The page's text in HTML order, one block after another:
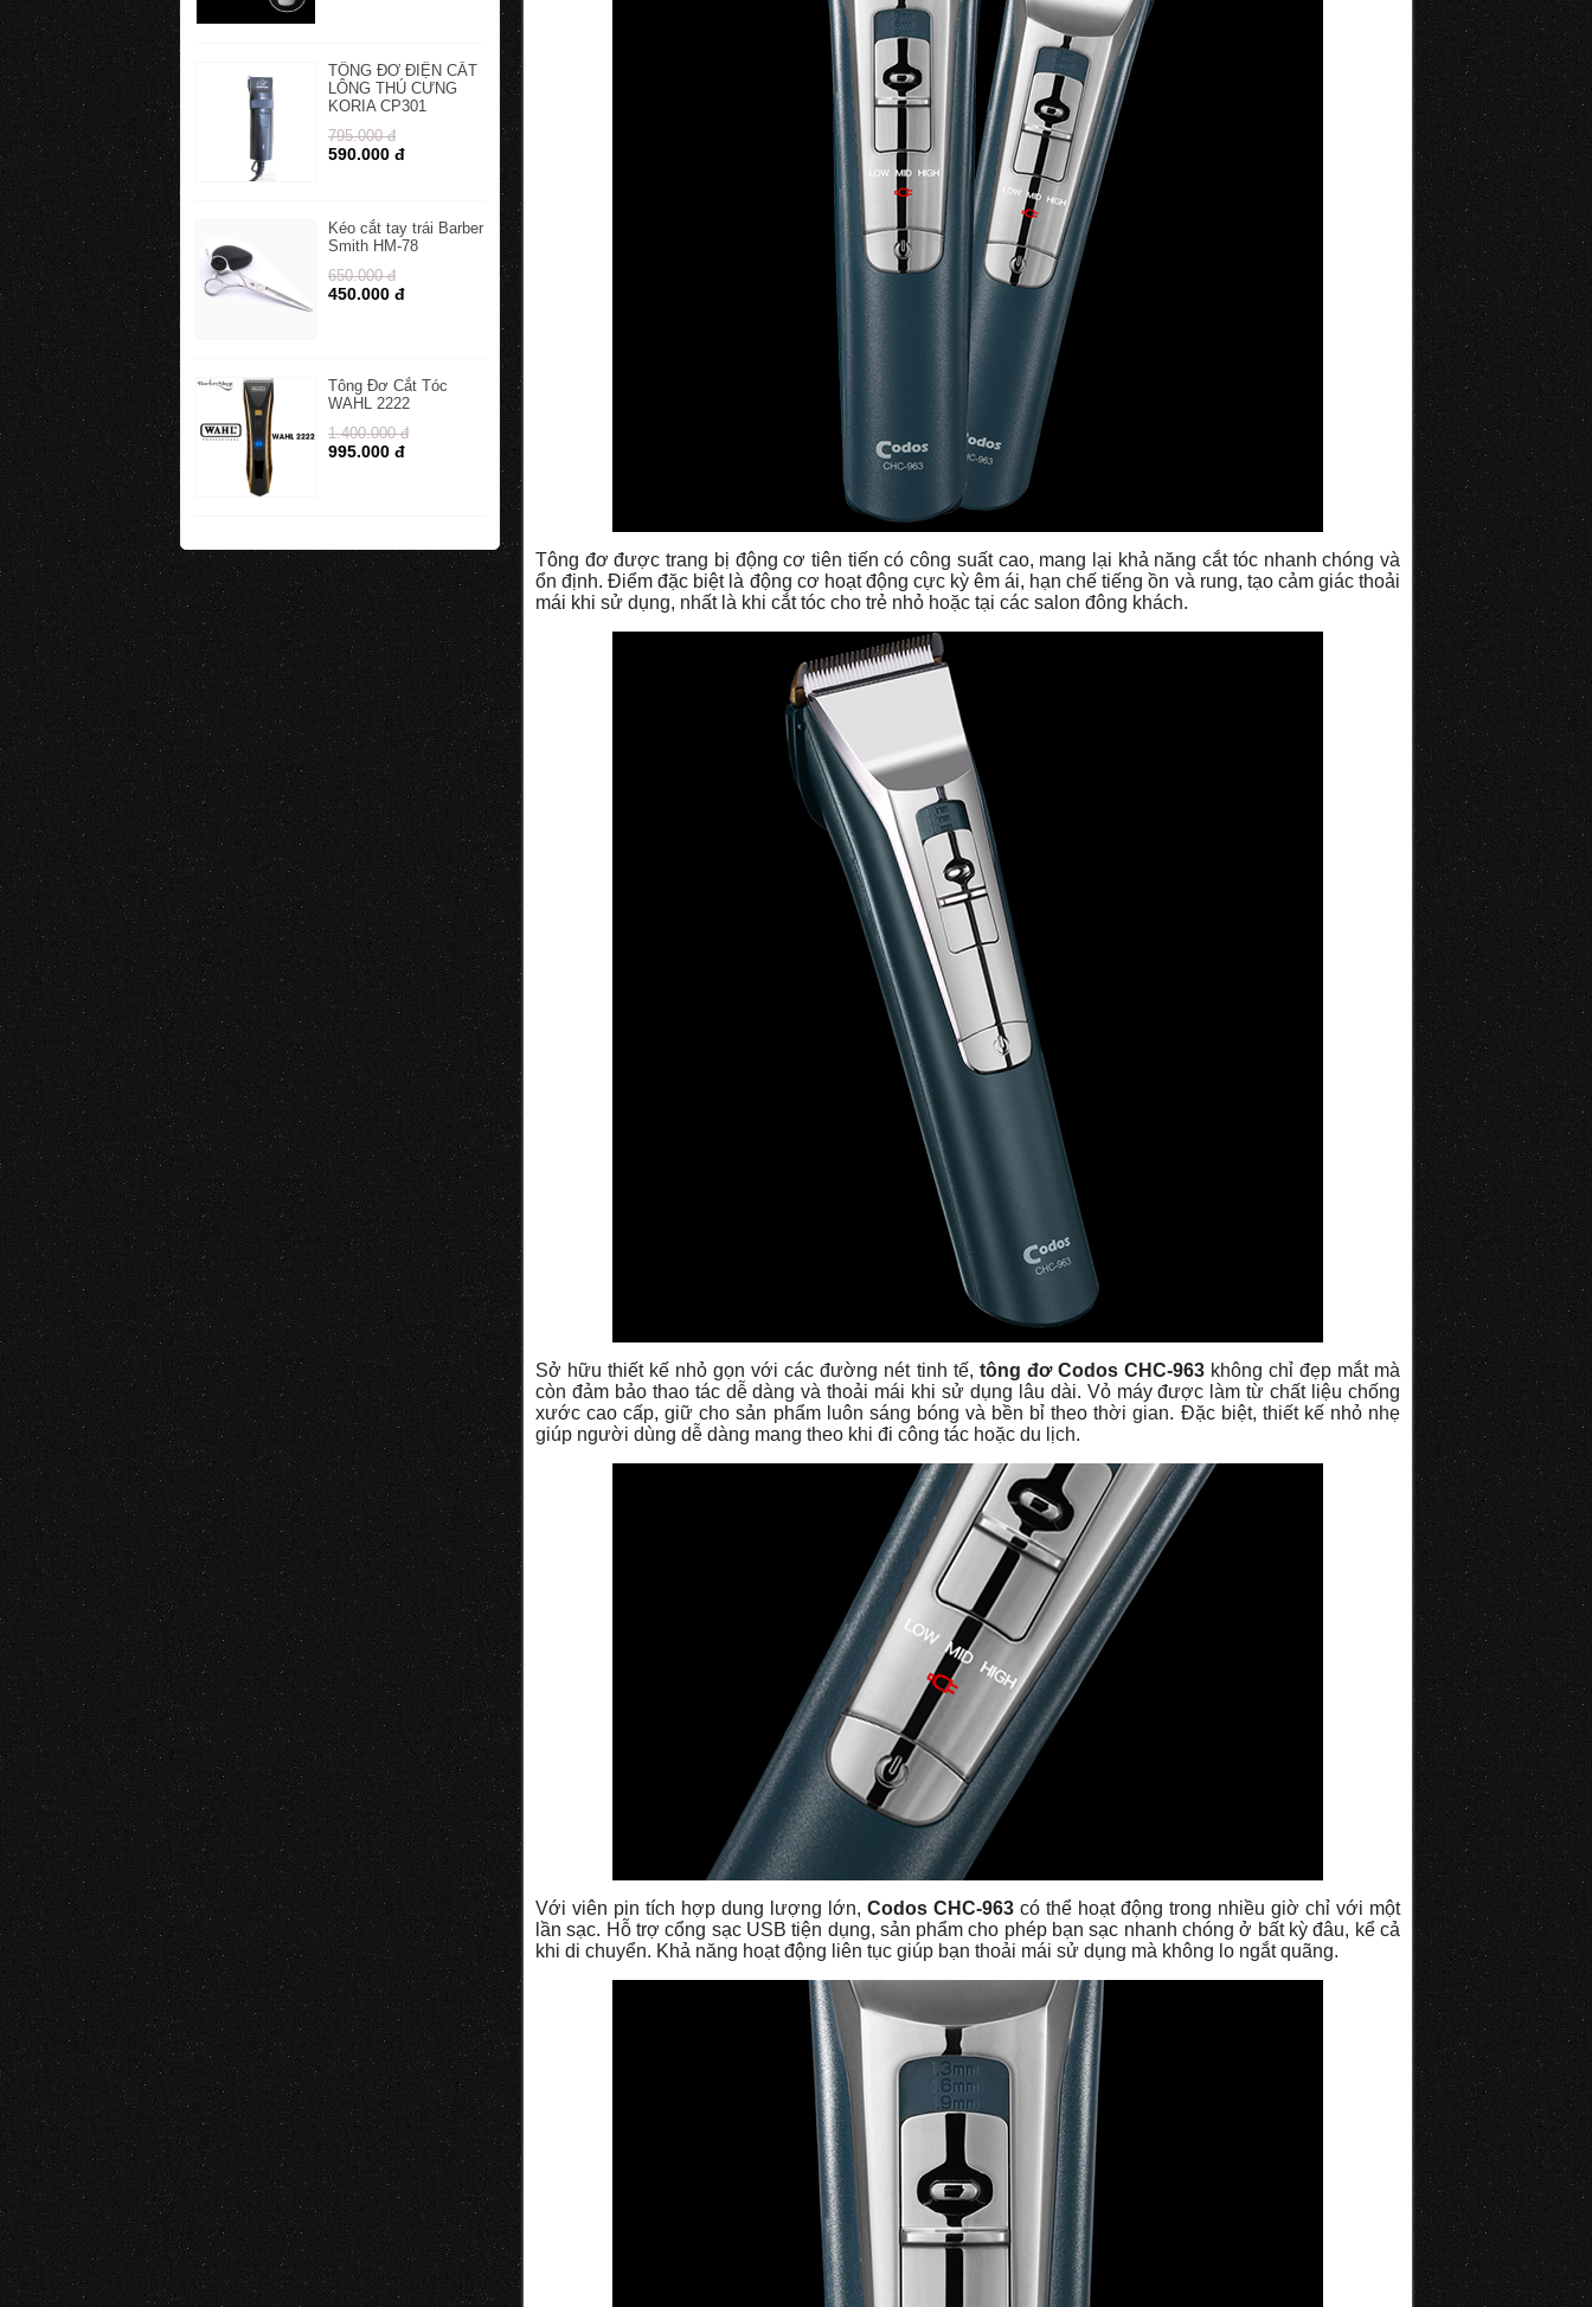
TÔNG ĐƠ ĐIỆN CẮT
LÔNG THÚ CƯNG
KORIA CP301
795.000 đ
590.000 đ
Kéo cắt tay trái Barber
Smith HM-78
650.000 đ
450.000 đ
Tông Đơ Cắt Tóc
WAHL 2222
1.400.000 đ
995.000 đ
Tông đơ được trang bị động cơ tiên tiến có công suất cao, mang lại khả năng cắt tóc nhanh chóng và
ổn định. Điểm đặc biệt là động cơ hoạt động cực kỳ êm ái, hạn chế tiếng ồn và rung, tạo cảm giác thoải
mái khi sử dụng, nhất là khi cắt tóc cho trẻ nhỏ hoặc tại các salon đông khách.
Sở hữu thiết kế nhỏ gọn với các đường nét tinh tế, tông đơ Codos CHC-963không chỉ đẹp mắt mà
còn đảm bảo thao tác dễ dàng và thoải mái khi sử dụng lâu dài. Vỏ máy được làm từ chất liệu chống
xước cao cấp, giữ cho sản phẩm luôn sáng bóng và bền bỉ theo thời gian. Đặc biệt, thiết kế nhỏ nhẹ
giúp người dùng dễ dàng mang theo khi đi công tác hoặc du lịch.
Với viên pin tích hợp dung lượng lớn, Codos CHC-963 có thể hoạt động trong nhiều giờ chỉ với một
lần sạc. Hỗ trợ cổng sạc USB tiện dụng, sản phẩm cho phép bạn sạc nhanh chóng ở bất kỳ đâu, kể cả
khi di chuyển. Khả năng hoạt động liên tục giúp bạn thoải mái sử dụng mà không lo ngắt quãng.